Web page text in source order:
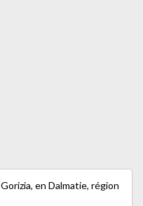
en Dalmatie, région